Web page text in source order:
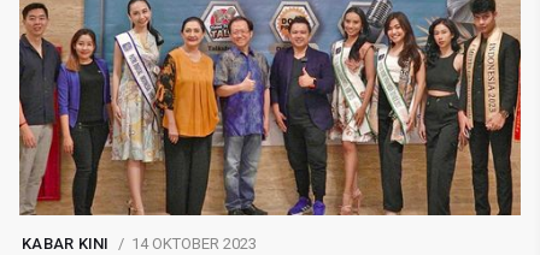
KABAR KINI 14 OKTOBER 2023